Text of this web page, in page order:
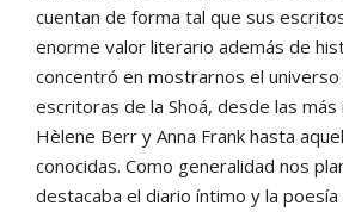
cuentan de forma tal que sus
enorme valor literario además de
concentró en mostrarnos el
escritoras de la Shoá, desde las más
Hèlene Berr y Anna Frank hasta
conocidas. Como generalidad nos
destacaba el diario íntimo y la